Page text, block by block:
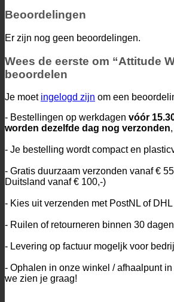
Beoordelingen
Er zijn nog geen beoordelingen.
Wees de eerste om “Attitude
beoordelen
Je moet ingelogd zijn om een
- Bestellingen op werkdagen vóór
worden dezelfde dag nog verzonden
- Je bestelling wordt compact en
- Gratis duurzaam verzonden vanaf €
Duitsland vanaf € 100,-)
- Kies uit verzenden met PostNL of DHL
- Ruilen of retourneren binnen 30 dagen
- Levering op factuur mogeljk voor
- Ophalen in onze winkel / afhaalpunt
we zien je graag!